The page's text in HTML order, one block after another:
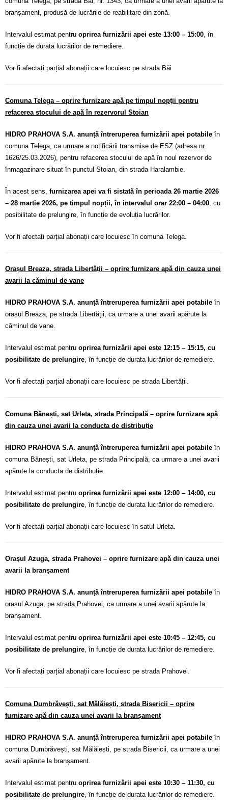
branșament, produsă de lucrările de reabilitare din zonă.
Intervalul estimat pentru oprirea furnizării apei este 13:00 – 15:00, în
funcție de durata lucrărilor de remediere.
Vor fi afectați parțial abonații care locuiesc pe strada Băi
Comuna Telega – oprire furnizare apă pe timpul nopții pentru
refacerea stocului de apă în rezervorul Stoian
HIDRO PRAHOVA S.A. anunță întreruperea furnizării apei potabile în
comuna Telega, ca urmare a notificării transmise de ESZ (adresa nr.
1626/25.03.2026), pentru refacerea stocului de apă în noul rezervor de
înmagazinare situat în punctul Stoian, din strada Haralambie.
În acest sens, furnizarea apei va fi sistată în perioada 26 martie 2026
– 28 martie 2026, pe timpul nopții, în intervalul orar 22:00 – 04:00 , cu
posibilitate de prelungire, în funcție de evoluția lucrărilor.
Vor fi afectați parțial abonații care locuiesc în comuna Telega.
Orașul Breaza, strada Libertății – oprire furnizare apă din cauza unei
avarii la căminul de vane
HIDRO PRAHOVA S.A. anunță întreruperea furnizării apei potabile în
orașul Breaza, pe strada Libertății, ca urmare a unei avarii apărute la
căminul de vane.
Intervalul estimat pentru oprirea furnizării apei este 12:15 – 15:15, cu
posibilitate de prelungire, în funcție de durata lucrărilor de remediere.
Vor fi afectați parțial abonații care locuiesc pe strada Libertății.
Comuna Bănești, sat Urleta, strada Principală – oprire furnizare apă
din cauza unei avarii la conducta de distribuție
HIDRO PRAHOVA S.A. anunță întreruperea furnizării apei potabile în
comuna Bănești, sat Urleta, pe strada Principală, ca urmare a unei avarii
apărute la conducta de distribuție.
Intervalul estimat pentru oprirea furnizării apei este 12:00 – 14:00, cu
posibilitate de prelungire , în funcție de durata lucrărilor de remediere.
Vor fi afectați parțial abonații care locuiesc în satul Urleta.
Orașul Azuga, strada Prahovei – oprire furnizare apă din cauza unei
avarii la branșament
HIDRO PRAHOVA S.A. anunță întreruperea furnizării apei potabile în
orașul Azuga, pe strada Prahovei, ca urmare a unei avarii apărute la
branșament.
Intervalul estimat pentru oprirea furnizării apei este 10:45 – 12:45, cu
posibilitate de prelungire, în funcție de durata lucrărilor de remediere.
Vor fi afectați parțial abonații care locuiesc pe strada Prahovei.
Comuna Dumbrăvești, sat Mălăiești, strada Bisericii – oprire
furnizare apă din cauza unei avarii la branșament
HIDRO PRAHOVA S.A. anunță întreruperea furnizării apei potabile în
comuna Dumbrăvești, sat Mălăiești, pe strada Bisericii, ca urmare a unei
avarii apărute la branșament.
Intervalul estimat pentru oprirea furnizării apei este 10:30 – 11:30, cu
posibilitate de prelungire , în funcție de durata lucrărilor de remediere.